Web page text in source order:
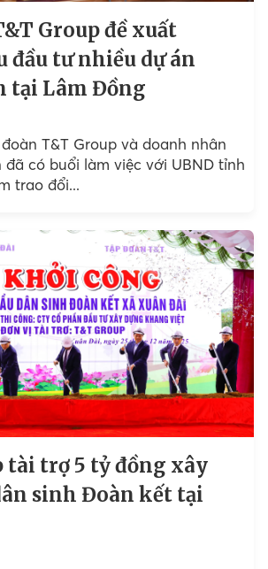
Group đề xuất
đầu tư nhiều dự án
tại Lâm Đồng
đoàn T&T Group và doanh nhân
có buổi làm việc với UBND tỉnh
trao đổi...
tài trợ 5 tỷ đồng xây
sinh Đoàn kết tại